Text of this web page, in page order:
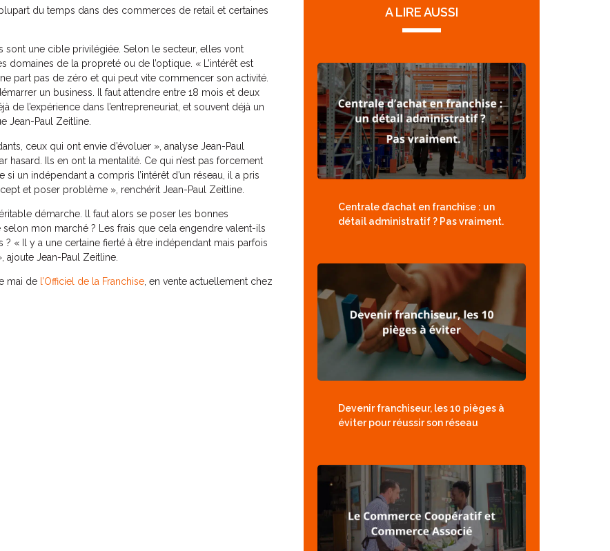
du temps dans des commerces de retail et certaines
sont une cible privilégiée. Selon le secteur, elles vont
domaines de la propreté ou de l’optique. « L’intérêt est
part pas de zéro et qui peut vite commencer son activité.
un business. Il faut attendre entre 18 mois et deux
de l’expérience dans l’entrepreneuriat, et souvent déjà un
Jean-Paul Zeitline.
ceux qui ont envie d’évoluer », analyse Jean-Paul
hasard. Ils en ont la mentalité. Ce qui n’est pas forcement
un indépendant a compris l’intérêt d’un réseau, il a pris
et poser problème », renchérit Jean-Paul Zeitline.
démarche. ll faut alors se poser les bonnes
mon marché ? Les frais que cela engendre valent-ils
« Il y a une certaine fierté à être indépendant mais parfois
ajoute Jean-Paul Zeitline.
mai de l’Officiel de la Franchise, en vente actuellement chez
A LIRE AUSSI
Centrale d’achat en franchise : un
détail administratif ? Pas vraiment.
Devenir franchiseur, les 10 pièges à
éviter pour réussir son réseau